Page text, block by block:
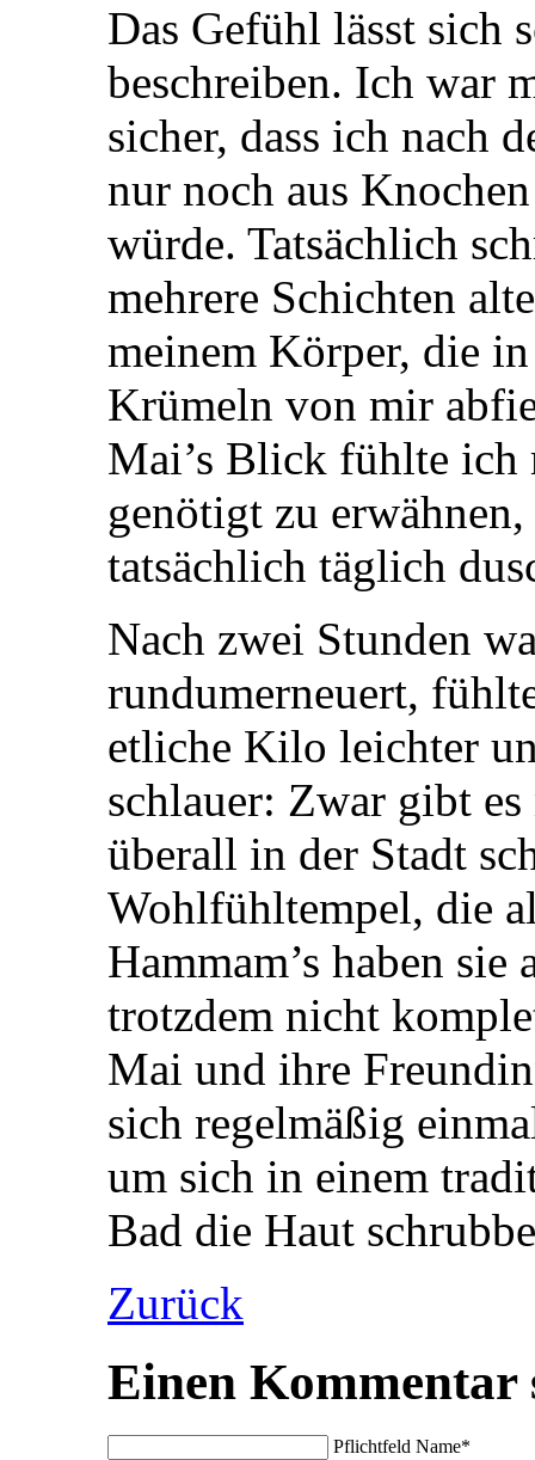
Das Gefühl lässt sich
beschreiben. Ich war
sicher, dass ich nach
nur noch aus
würde. Tatsächlich
mehrere Schichten
meinem Körper, die
Krümeln von mir
Mai’s Blick fühlte ich
genötigt zu erwähnen,
tatsächlich täglich
Nach zwei Stunden
rundumerneuert,
etliche Kilo leichter
schlauer: Zwar gibt
überall in der Stadt
Wohlfühltempel, die
Hammam’s haben sie
trotzdem nicht
Mai und ihre
sich regelmäßig
um sich in einem
Bad die Haut
Zurück
Einen Kommentar
Pflichtfeld Name*